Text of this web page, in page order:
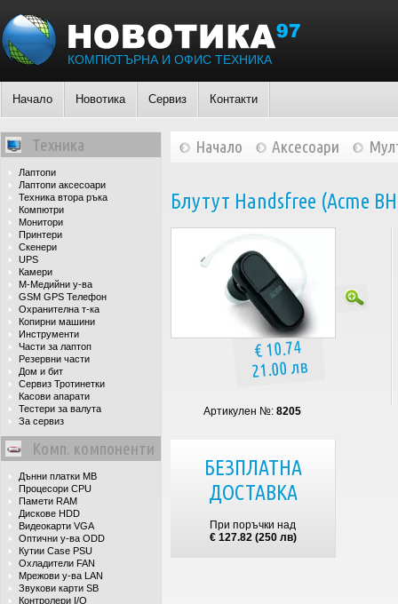
КОМПЮТЪРНА И ОФИС ТЕХНИКА
Начало Новотика Сервиз Контакти
Техника
Лаптопи
Лаптопи аксесоари
Техника втора ръка
Компютри
Монитори
Принтери
Скенери
UPS
Камери
М-Медийни у-ва
GSM GPS Телефон
Охранителна т-ка
Копирни машини
Инструменти
Части за лаптоп
Резервни части
Дом и бит
Сервиз Тротинетки
Касови апарати
Тестери за валута
За сервиз
Комп. компоненти
Дънни платки MB
Процесори CPU
Памети RAM
Дискове HDD
Видеокарти VGA
Оптични у-ва ODD
Кутии Case PSU
Охладители FAN
Мрежови у-ва LAN
Звукови карти SB
Контролери I/O
Начало Аксесоари
Блутут Handsfree (Acme
€ 10.74
21.00 лв
Артикулен №: 8205
БЕЗПЛАТНА
ДОСТАВКА
При поръчки над
€ 127.82 (250 лв)